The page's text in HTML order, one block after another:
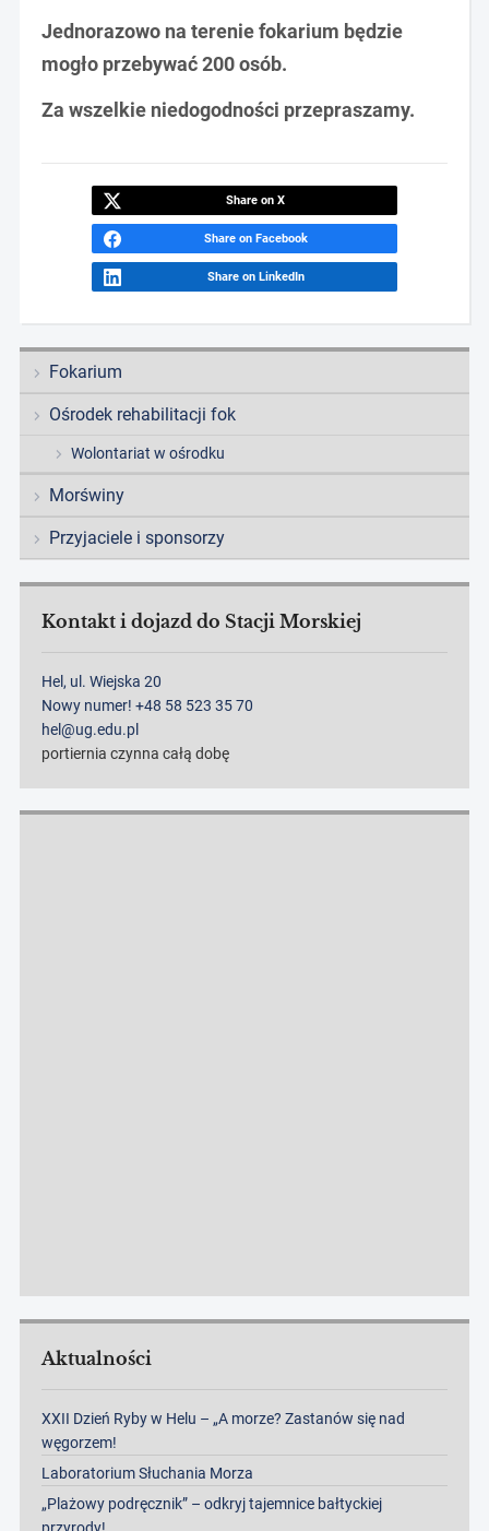
Fokarium
Ośrodek rehabilitacji fok
Wolontariat w ośrodku
Morświny
Przyjaciele i sponsorzy
Kontakt i dojazd do Stacji Morskiej
Hel, ul. Wiejska 20
Nowy numer! +48 58 523 35 70
hel@ug.edu.pl
portiernia czynna całą dobę
Jednorazowo na terenie fokarium będzie
mogło przebywać 200 osób.
Za wszelkie niedogodności przepraszamy.
Share on X
Share on Facebook
Share on LinkedIn
Aktualności
XXII Dzień Ryby w Helu – „A morze? Zastanów się nad
węgorzem!
Laboratorium Słuchania Morza
„Plażowy podręcznik” – odkryj tajemnice bałtyckiej